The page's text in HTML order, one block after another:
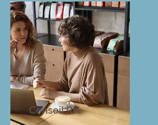
Conseil RH